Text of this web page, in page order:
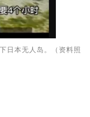
日本无人岛。（资料照